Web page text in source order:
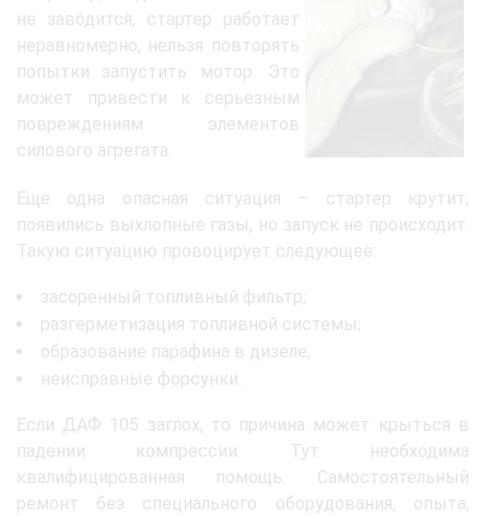
не заводится, стартер работает
неравномерно, нельзя повторять
попытки запустить мотор. Это
может привести к серьезным
повреждениям элементов
силового агрегата.
Еще одна опасная ситуация – стартер крутит,
появились выхлопные газы, но запуск не происходит.
Такую ситуацию провоцирует следующее:
засоренный топливный фильтр;
разгерметизация топливной системы;
образование парафина в дизеле;
неисправные форсунки.
Если ДАФ 105 заглох, то причина может крыться в
падении компрессии. Тут необходима
квалифицированная помощь. Самостоятельный
ремонт без специального оборудования, опыта,